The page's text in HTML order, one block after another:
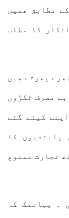
مطابق ھمیں
کا مطلب
پھرتے ھیں
مصرف ٹکڑوں
کیئے گئے
پابندیوں کا
تجارت ممنوع
۔ یہانتک کہ